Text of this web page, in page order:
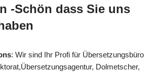
-Schön dass Sie uns
: Wir sind Ihr Profi für Übersetzungsbüro
Dolmetscher,